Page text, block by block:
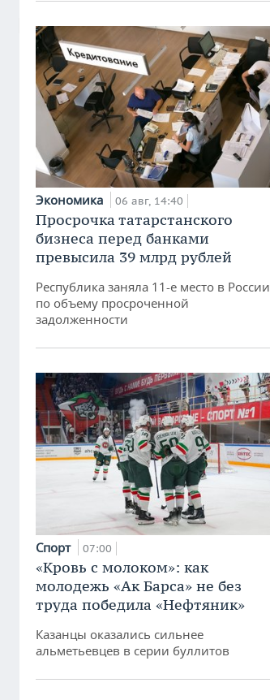
Экономика 06 авг, 14:40
Просрочка татарстанского
бизнеса перед банками
превысила 39 млрд рублей
Республика заняла 11-е место в России
по объему просроченной
задолженности
Спорт 07:00
«Кровь с молоком»: как
молодежь «Ак Барса» не без
труда победила «Нефтяник»
Казанцы оказались сильнее
альметьевцев в серии буллитов